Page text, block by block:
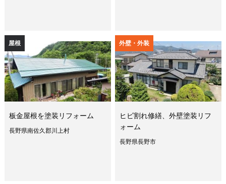
屋根
板金屋根を塗装リフォーム
長野県南佐久郡川上村
外壁・外装
ヒビ割れ修繕、外壁塗装リフ
ォーム
長野県長野市